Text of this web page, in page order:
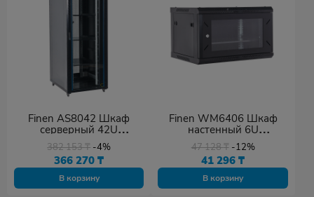
Finen AS8042 Шкаф
серверный 42U
(800х1000х2054мм)
382 153₸ -4%
366 270₸
В корзину
Finen WM6406 Шкаф
настенный 6U
(600х450х368мм)
47 128₸ -12%
41 296₸
В корзину